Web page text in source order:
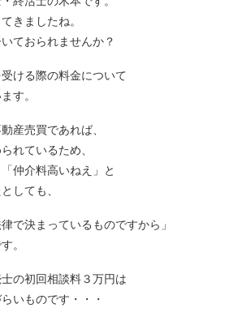
きましたね。
ておられませんか？
ける際の料金について
す。
産売買であれば、
れているため、
仲介料高いねえ」と
しても、
で決まっているものですから」
。
の初回相談料３万円は
いものです・・・